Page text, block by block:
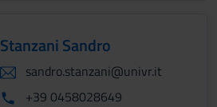
Stanzani Sandro
sandro.stanzani@univr.it
+39 0458028649